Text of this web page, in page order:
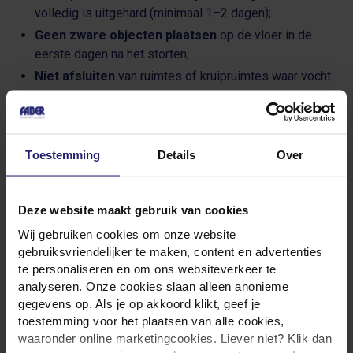
Toestemming Details Over
Deze website maakt gebruik van cookies
Wij gebruiken cookies om onze website
gebruiksvriendelijker te maken, content en advertenties
te personaliseren en om ons websiteverkeer te
analyseren. Onze cookies slaan alleen anonieme
gegevens op. Als je op akkoord klikt, geef je
toestemming voor het plaatsen van alle cookies,
waaronder online marketingcookies. Liever niet? Klik dan
volledig is uitgehard (minimaal 1–2 dagen);
Geen zware objecten plaatsen op de vloer in de
eerste dagen na het storten;
Niet afsluiten van ruimtes of kruipruimtes waar vocht
nog moet ontsnappen.
dan heb je daar vervolgens jarenlang plezier van.
wachten tot de
volgende laag?
Afhankelijk van temperatuur, ventilatie en laagdikte is het
schuimbeton na ongeveer 48 uur beloopbaar. Daarna kan
er gestart worden met het aanbrengen van de volgende